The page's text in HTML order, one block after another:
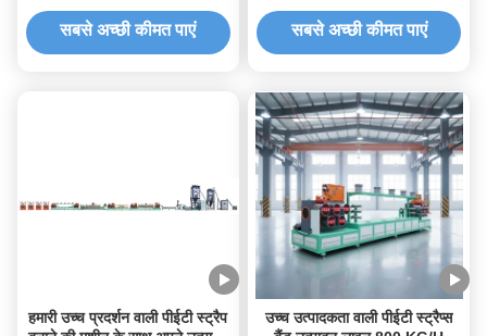
आपकी उत्पादन क्षमता बढ़ाएं
सबसे अच्छी कीमत पाएं
पेंच
सबसे अच्छी कीमत पाएं
हमारी उच्च प्रदर्शन वाली पीईटी स्ट्रैप
उच्च उत्पादकता वाली पीईटी स्ट्रैप्स